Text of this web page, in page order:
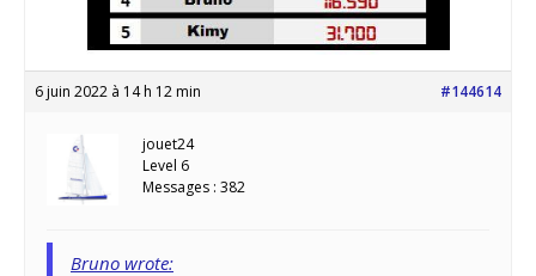
6 juin 2022 à 14 h 12 min #144614
jouet24
Level 6
Messages : 382
Bruno wrote: